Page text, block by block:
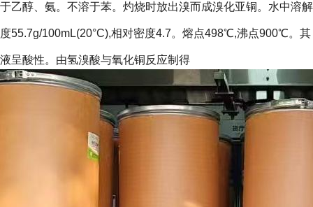
于乙醇、氨。不溶于苯。灼烧时放出溴而成溴化亚铜。水中溶解
度55.7g/100mL(20°C),相对密度4.7。熔点498℃,沸点900℃。其
液呈酸性。由氢溴酸与氧化铜反应制得